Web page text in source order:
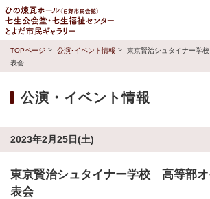
TOPページ 公演･イベント情報
東京賢治シュタイナー学
表会
公演・イベント情報
2023年2月25日(土)
東京賢治シュタイナー学校 高等部
表会